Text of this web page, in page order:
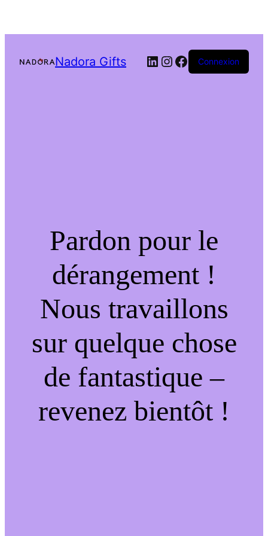
Nadora Gifts LinkedIn
Instagram
Facebook
Connexion
Pardon pour le
dérangement !
Nous travaillons
sur quelque chose
de fantastique –
revenez bientôt !